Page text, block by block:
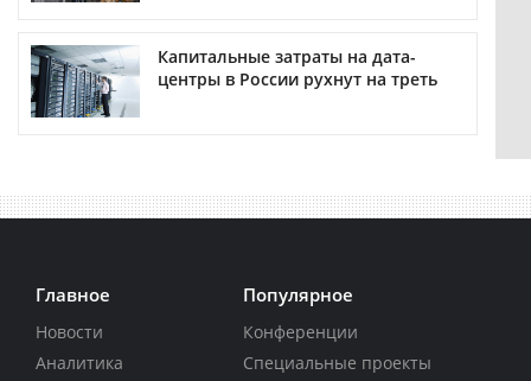
Капитальные затраты на дата-
центры в России рухнут на треть
Главное
Новости
Аналитика
Популярное
Конференции
Специальные проекты